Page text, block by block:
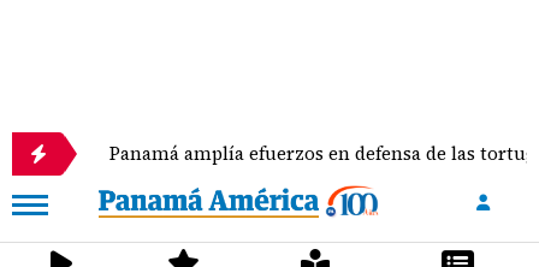
Panamá amplía efuerzos en defensa de las tortugas